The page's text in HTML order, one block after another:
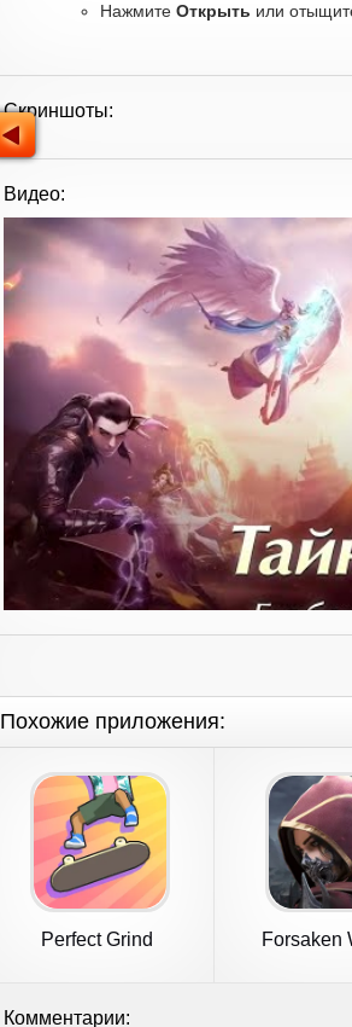
Нажмите Открыть или
Скриншоты:
Видео:
Похожие приложения:
Perfect Grind
Forsaken
Комментарии: